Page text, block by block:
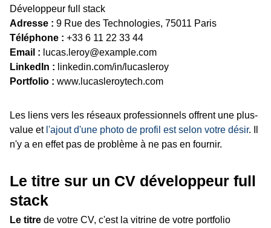
Développeur full stack
Adresse : 9 Rue des Technologies, 75011 Paris
Téléphone : +33 6 11 22 33 44
Email : lucas.leroy@example.com
LinkedIn : linkedin.com/in/lucasleroy
Portfolio : www.lucasleroytech.com
Les liens vers les réseaux professionnels offrent une plus-
value et l'ajout d'une photo de profil est selon votre désir. Il
n'y a en effet pas de problème à ne pas en fournir.
Le titre sur un CV développeur full
stack
Le titre de votre CV, c'est la vitrine de votre portfolio